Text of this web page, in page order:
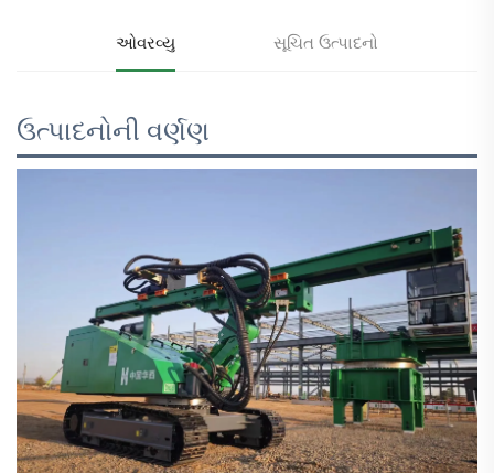
ઓવરવ્યુ સૂચિત ઉત્પાદનો
ઉત્પાદનોની વર્ણણ